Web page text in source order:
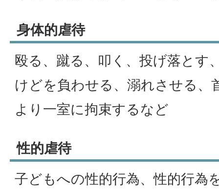
身体的虐待
殴る、蹴る、叩く、投げ落とす
けどを負わせる、溺れさせる、
より一室に拘束するなど
性的虐待
子どもへの性的行為、性的行為